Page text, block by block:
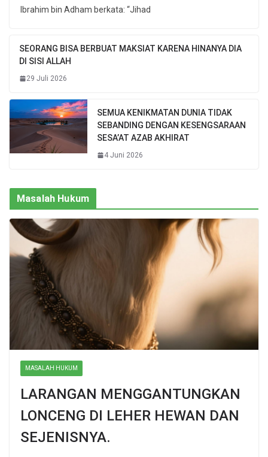
Ibrahim bin Adham berkata: “Jihad
SEORANG BISA BERBUAT MAKSIAT KARENA HINANYA DIA
DI SISI ALLAH
29 Juli 2026
SEMUA KENIKMATAN DUNIA TIDAK
SEBANDING DENGAN KESENGSARAAN
SESA’AT AZAB AKHIRAT
4 Juni 2026
Masalah Hukum
MASALAH HUKUM
LARANGAN MENGGANTUNGKAN
LONCENG DI LEHER HEWAN DAN
SEJENISNYA.